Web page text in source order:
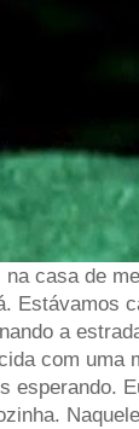
casa de
Estávamos
a
com uma
esperando.